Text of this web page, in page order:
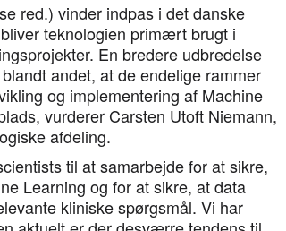
red.) vinder indpas i det danske
teknologien primært brugt i
En bredere udbredelse
andet, at de endelige rammer
og implementering af Machine
vurderer Carsten Utoft Niemann,
afdeling.
til at samarbejde for at sikre,
Learning og for at sikre, at data
kliniske spørgsmål. Vi har